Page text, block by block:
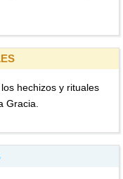
hechizos y rituales
Gracia.